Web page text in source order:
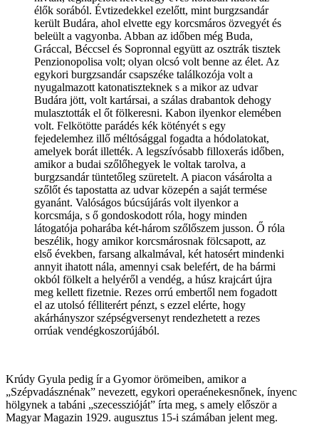
élők sorából. Évtizedekkel ezelőtt, mint burgzsandár
került Budára, ahol elvette egy korcsmáros özvegyét és
beleült a vagyonba. Abban az időben még Buda,
Gráccal, Béccsel és Sopronnal együtt az osztrák tisztek
Penzionopolisa volt; olyan olcsó volt benne az élet. Az
egykori burgzsandár csapszéke találkozója volt a
nyugalmazott katonatiszteknek s a mikor az udvar
Budára jött, volt kartársai, a szálas drabantok dehogy
mulasztották el őt fölkeresni. Kabon ilyenkor elemében
volt. Felkötötte parádés kék kötényét s egy
fejedelemhez illő méltósággal fogadta a hódolatokat,
amelyek borát illették. A legszívósabb filloxerás időben,
amikor a budai szőlőhegyek le voltak tarolva, a
burgzsandár tüntetőleg szüretelt. A piacon vásárolta a
szőlőt és tapostatta az udvar közepén a saját termése
gyanánt. Valóságos búcsújárás volt ilyenkor a
korcsmája, s ő gondoskodott róla, hogy minden
látogatója poharába két-három szőlőszem jusson. Ő róla
beszélik, hogy amikor korcsmárosnak fölcsapott, az
első években, farsang alkalmával, két hatosért mindenki
annyit ihatott nála, amennyi csak belefért, de ha bármi
okból fölkelt a helyéről a vendég, a húsz krajcárt újra
meg kellett fizetnie. Rezes orrú embertől nem fogadott
el az utolsó félliterért pénzt, s ezzel elérte, hogy
akárhányszor szépségversenyt rendezhetett a rezes
orrúak vendégkoszorújából.
Krúdy Gyula pedig ír a Gyomor örömeiben, amikor a
„Szépvadásznénak” nevezett, egykori operaénekesnőnek, ínyenc
hölgynek a tabáni „szecesszióját” írta meg, s amely először a
Magyar Magazin 1929. augusztus 15-i számában jelent meg.